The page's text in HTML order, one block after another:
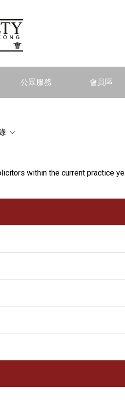
公眾服務 會員區
within the current practice